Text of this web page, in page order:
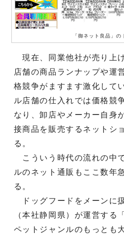
「御ネット良品」の
現在、同業他社が売り上
店舗の商品ランナップや運
格競争がますます激化して
ル店舗の仕入れでは価格競
なり、卸店やメーカー自身
接商品を販売するネットシ
る。
こういう時代の流れの中
ルのネット通販もここ数年
る。
ドッグフードをメーンに
（本社静岡県）が運営する
ペットジャンルのもっとも